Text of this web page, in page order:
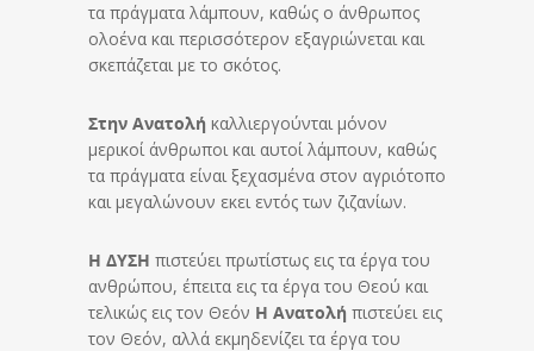
τα πράγματα λάμπουν, καθώς ο άνθρωπος
ολοένα και περισσότερον εξαγριώνεται και
σκεπάζεται με το σκότος.
Στην Ανατολή καλλιεργούνται μόνον
μερικοί άνθρωποι και αυτοί λάμπουν, καθώς
τα πράγματα είναι ξεχασμένα στον αγριότοπο
και μεγαλώνουν εκει εντός των ζιζανίων.
Η ΔΥΣΗ πιστεύει πρωτίστως εις τα έργα του
ανθρώπου, έπειτα εις τα έργα του Θεού και
τελικώς εις τον Θεόν Η Ανατολή πιστεύει εις
τον Θεόν, αλλά εκμηδενίζει τα έργα του